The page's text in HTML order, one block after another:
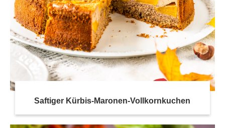
Saftiger Kürbis-Maronen-Vollkornkuchen